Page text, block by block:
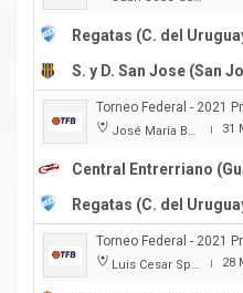
Regatas (C. del
S. y D. San Jose (San
Torneo Federal - 2021
José María Bertora | 31
Central Entrerriano
Regatas (C. del
Torneo Federal - 2021
Luis Cesar Spiazzi | 28